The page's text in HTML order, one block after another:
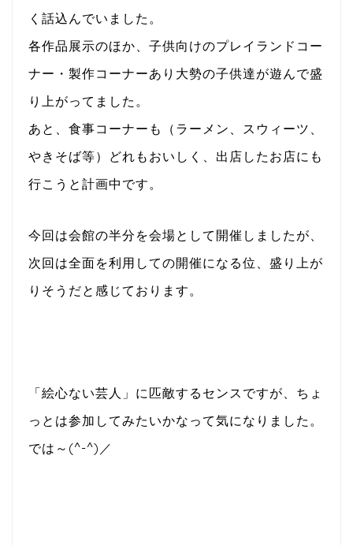
く話込んでいました。
各作品展示のほか、子供向けのプレイランドコー
ナー・製作コーナーあり大勢の子供達が遊んで盛
り上がってました。
あと、食事コーナーも（ラーメン、スウィーツ、
やきそば等）どれもおいしく、出店したお店にも
行こうと計画中です。
今回は会館の半分を会場として開催しましたが、
次回は全面を利用しての開催になる位、盛り上が
りそうだと感じております。
「絵心ない芸人」に匹敵するセンスですが、ちょ
っとは参加してみたいかなって気になりました。
では～(^-^)／